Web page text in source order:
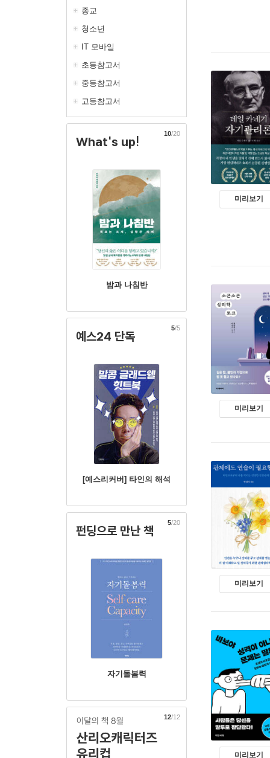
종교
청소년
IT 모바일
초등참고서
중등참고서
고등참고서
What's up!
밤과 나침반
10/20
예스24 단독
[예스리커버] 타인의 해석
5/5
펀딩으로 만난 책
자기돌봄력
5/20
1/12
미리보기
미리보기
미리보기
미리보기